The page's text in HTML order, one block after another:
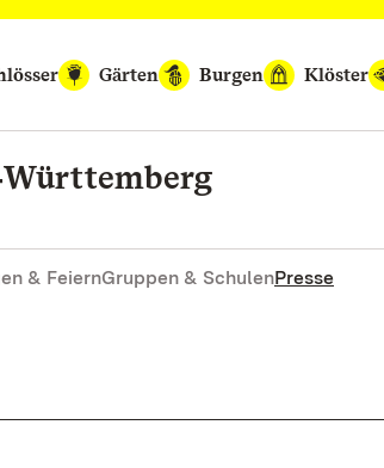
Gärten Burgen Klöster
& FeiernGruppen & SchulenPresse